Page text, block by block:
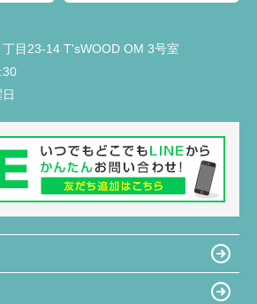
目23‐14 T'sWOOD OM 3号室